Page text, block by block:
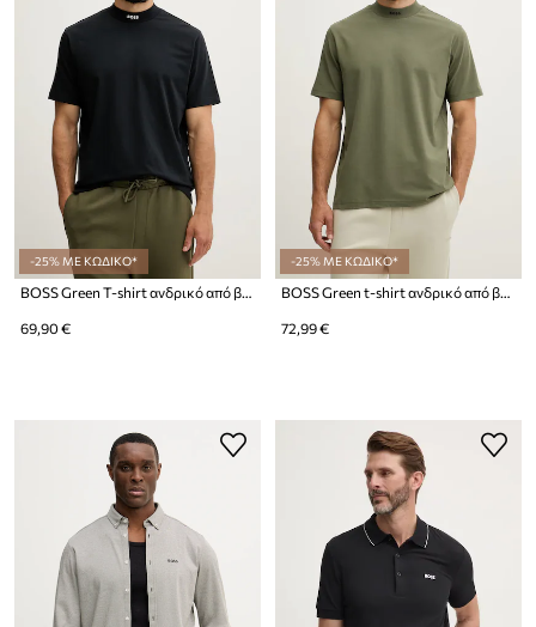
-25% ΜΕ ΚΩΔΙΚΟ*
69,90 €
-25% ΜΕ ΚΩΔΙΚΟ*
72,99 €